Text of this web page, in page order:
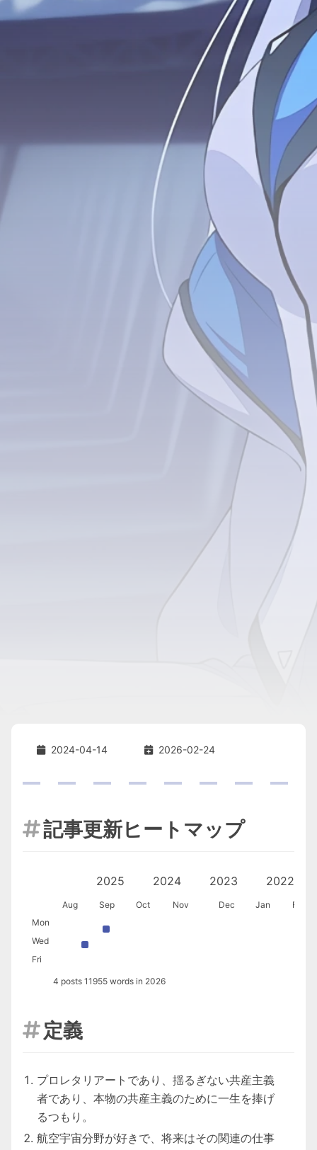
2024-04-14 2026-02-24
記事更新ヒートマップ
2025 2024 2023 2022
Mon
Wed
Fri
Aug Sep Oct Nov Dec Jan Feb
4 posts 11955 words in 2026
 定義
プロレタリアートであり、揺るぎない共産主義
者であり、本物の共産主義のために一生を捧げ
るつもり。
航空宇宙分野が好きで、将来はその関連の仕事